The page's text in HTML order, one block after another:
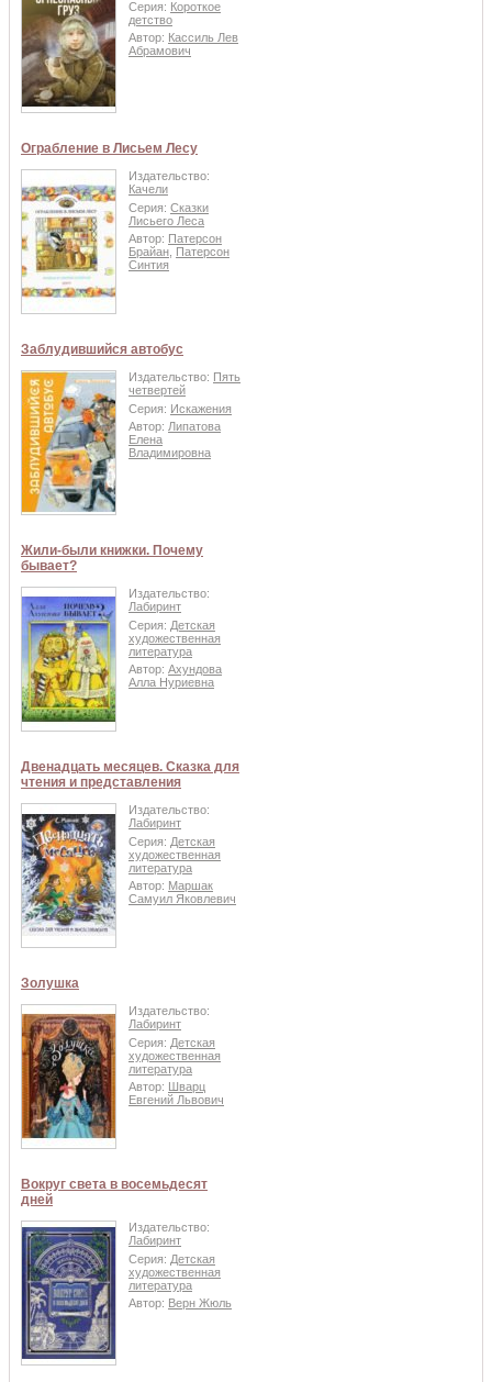
Серия: Короткое
детство
Автор: Кассиль Лев
Абрамович
Ограбление в Лисьем Лесу
Издательство:
Качели
Серия: Сказки
Лисьего Леса
Автор: Патерсон
Брайан
Патерсон
Синтия
Заблудившийся автобус
Издательство: Пять
четвертей
Серия: Искажения
Автор: Липатова
Елена
Владимировна
Жили-были книжки. Почему
бывает?
Издательство:
Лабиринт
Серия: Детская
художественная
литература
Автор: Ахундова
Алла Нуриевна
Двенадцать месяцев. Сказка для
чтения и представления
Издательство:
Лабиринт
Серия: Детская
художественная
литература
Автор: Маршак
Самуил Яковлевич
Золушка
Издательство:
Лабиринт
Серия: Детская
художественная
литература
Автор:
Шварц
Евгений Львович
Вокруг света в восемьдесят
дней
Издательство:
Лабиринт
Серия: Детская
художественная
литература
Автор: Верн Жюль